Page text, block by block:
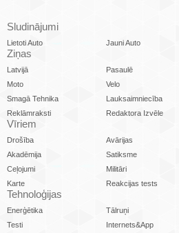
Sludinājumi
Lietoti Auto Jauni Auto
Ziņas
Latvijā Pasaulē
Moto
Velo
Smagā Tehnika
Lauksaimniecība
Reklāmraksti
Redaktora Izvēle
Vīriem
Drošība Avārijas
Akadēmija
Satiksme
Ceļojumi
Militāri
Karte
Reakcijas tests
Tehnoloģijas
Enerģētika Tālruņi
Testi
Internets&App